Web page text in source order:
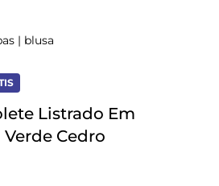
| blusa
Listrado Em
Cedro